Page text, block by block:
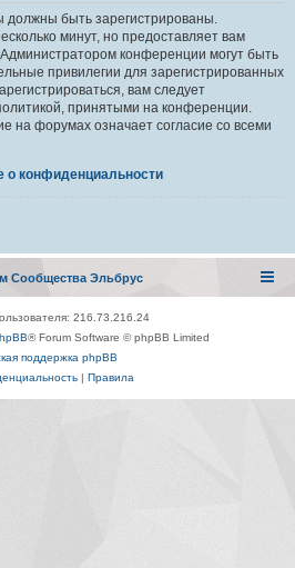
быть зарегистрированы.
минут, но предоставляет вам
конференции могут быть
привилегии для зарегистрированных
вам следует
принятыми на конференции.
на форумах означает согласие со всеми
о конфиденциальности
Сообщества Эльбрус
216.73.216.24
® Forum Software © phpBB Limited
поддержка phpBB
| Правила